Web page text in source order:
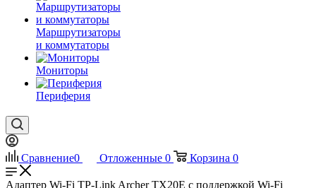
Маршрутизаторы
и коммутаторы
Мониторы
Периферия
Сравнение0 Отложенные 0 Корзина 0
Адаптер Wi-Fi TP-Link Archer TX20E с поддержкой Wi-Fi